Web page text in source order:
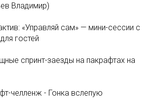
Владимир)
«Управляй сам» — мини-сессии с
гостей
спринт-заезды на пакрафтах на
челленж - Гонка вслепую